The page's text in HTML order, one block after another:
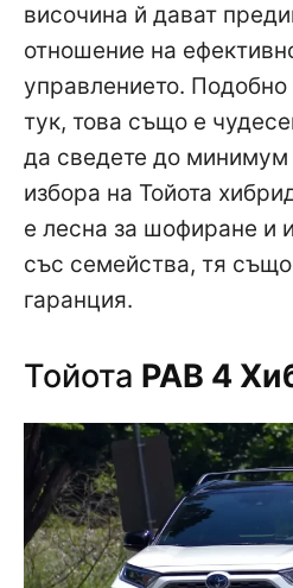
височина й дават
отношение на
управлението. Подобно
тук, това също е
да сведете до
избора на Тойота
е лесна за шофиране и
със семейства, тя
гаранция.
Тойота РАВ 4